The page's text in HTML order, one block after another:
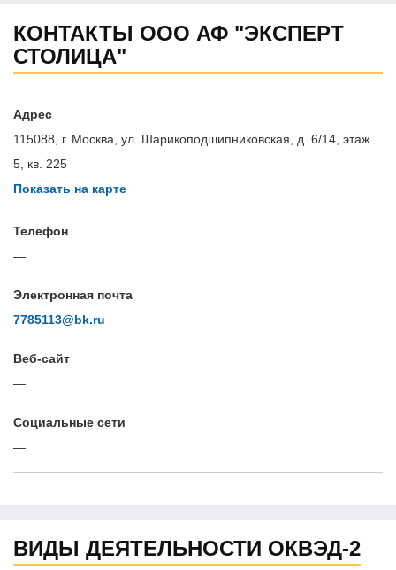
КОНТАКТЫ ООО АФ "ЭКСПЕРТ
СТОЛИЦА"
Адрес
115088, г. Москва, ул. Шарикоподшипниковская, д. 6/14, этаж
5, кв. 225
Показать на карте
Телефон
—
Электронная почта
7785113@bk.ru
Веб-сайт
—
Cоциальные сети
—
ВИДЫ ДЕЯТЕЛЬНОСТИ ОКВЭД-2